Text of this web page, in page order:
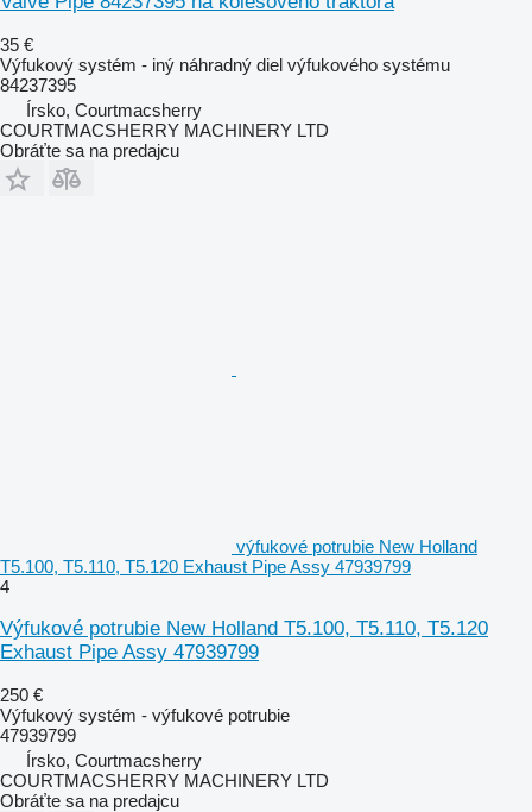
35 €
Výfukový systém - iný náhradný diel výfukového systému
84237395
Írsko, Courtmacsherry
COURTMACSHERRY MACHINERY LTD
Obráťte sa na predajcu
výfukové potrubie New Holland
T5.100, T5.110, T5.120 Exhaust Pipe Assy 47939799
4
Výfukové potrubie New Holland T5.100, T5.110, T5.120
Exhaust Pipe Assy 47939799
250 €
Výfukový systém - výfukové potrubie
47939799
Írsko, Courtmacsherry
COURTMACSHERRY MACHINERY LTD
Obráťte sa na predajcu